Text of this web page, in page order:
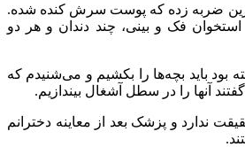
ضربه زده که پوست سرش کنده شده.
استخوان فک و بینی، چند دندان و هر دو
بود باید بچه‌ها را بکشیم و می‌شنیدم که
آنها را در سطل آشغال بیندازیم.
ندارد و پزشک بعد از معاینه دخترانم